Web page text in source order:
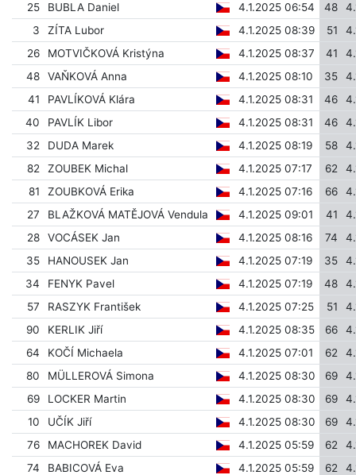
25
BUBLA Daniel 4.1.2025 06:54 48
3
ZÍTA Lubor 4.1.2025 08:39 51
26
MOTVIČKOVÁ Kristýna 4.1.2025 08:37 41
48
VAŇKOVÁ Anna 4.1.2025 08:10 35
41
PAVLÍKOVÁ Klára 4.1.2025 08:31 46
40
PAVLÍK Libor 4.1.2025 08:31 46
32
DUDA Marek 4.1.2025 08:19 58
82
ZOUBEK Michal 4.1.2025 07:17 62
81
ZOUBKOVÁ Erika 4.1.2025 07:16 66
27
BLAŽKOVÁ MATĚJOVÁ Vendula 4.1.2025 09:01 41
28
VOCÁSEK Jan 4.1.2025 08:16 74
35
HANOUSEK Jan 4.1.2025 07:19 35
34
FENYK Pavel 4.1.2025 07:19 48
57
RASZYK František 4.1.2025 07:25 51
90
KERLIK Jiří 4.1.2025 08:35 66
64
KOČÍ Michaela 4.1.2025 07:01 62
80
MÜLLEROVÁ Simona 4.1.2025 08:30 69
69
LOCKER Martin 4.1.2025 08:30 69
10
UČÍK Jiří 4.1.2025 08:30 69
76
MACHOREK David 4.1.2025 05:59 62
74
BABICOVÁ Eva 4.1.2025 05:59 62